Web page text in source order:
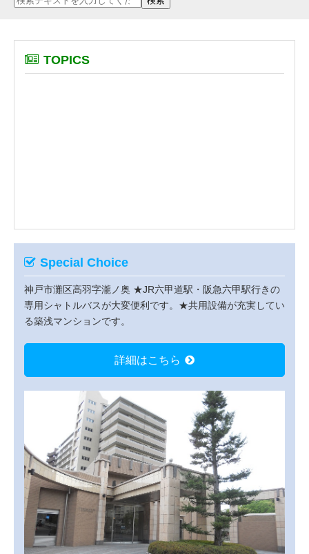
TOPICS
Special Choice
神戸市灘区高羽字瀧ノ奥 ★JR六甲道駅・阪急六甲駅行きの
専用シャトルバスが大変便利です。★共用設備が充実してい
る築浅マンションです。
詳細はこちら